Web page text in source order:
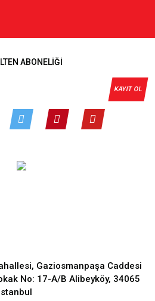
ABONELİĞİ
KAYIT OL
Gaziosmanpaşa Caddesi
No: 17-A/B Alibeyköy, 34065